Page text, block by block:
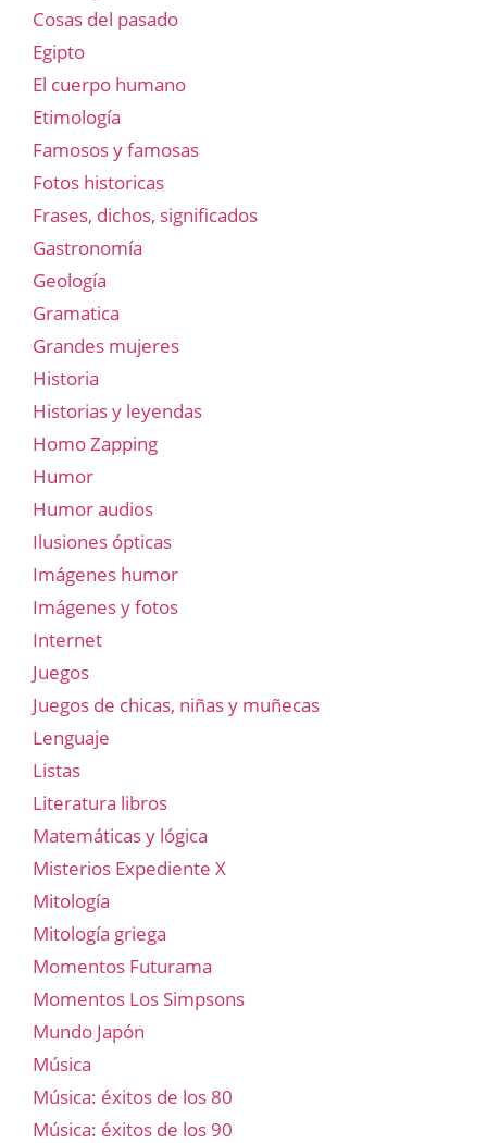
Cosas del pasado
Egipto
El cuerpo humano
Etimología
Famosos y famosas
Fotos historicas
Frases, dichos, significados
Gastronomía
Geología
Gramatica
Grandes mujeres
Historia
Historias y leyendas
Homo Zapping
Humor
Humor audios
Ilusiones ópticas
Imágenes humor
Imágenes y fotos
Internet
Juegos
Juegos de chicas, niñas y muñecas
Lenguaje
Listas
Literatura libros
Matemáticas y lógica
Misterios Expediente X
Mitología
Mitología griega
Momentos Futurama
Momentos Los Simpsons
Mundo Japón
Música
Música: éxitos de los 80
Música: éxitos de los 90